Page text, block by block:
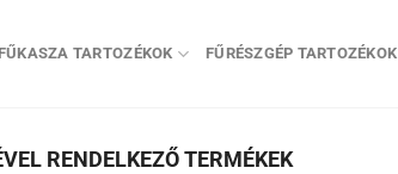
FŰKASZA TARTOZÉKOK FŰRÉSZGÉP TARTOZÉKOK
RENDELKEZŐ TERMÉKEK